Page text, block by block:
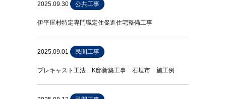
2025.09.30 公共工事
伊平屋村特定専門職定住促進住宅整備工事
2025.09.01 民間工事
プレキャスト工法 K邸新築工事 石垣市 施工例